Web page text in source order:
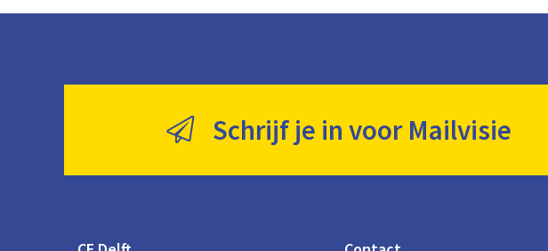
Schrijf je in voor Mailvisie